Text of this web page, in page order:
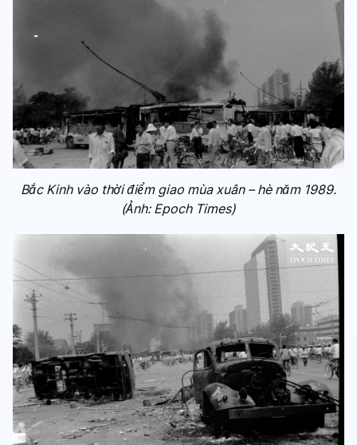
Bắc Kinh vào thời điểm giao mùa xuân – hè năm 1989.
(Ảnh: Epoch Times)